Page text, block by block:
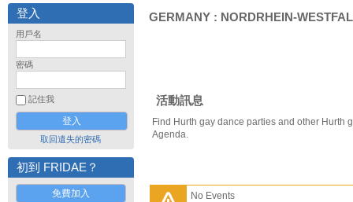
登入
用戶名
密碼
記住我
取回遺失的密碼
初到 FRIDAE？
免費加入
GERMANY : NORDRHEIN-
活動訊息
Find Hurth gay dance parties and other Hurth
Agenda.
No Events